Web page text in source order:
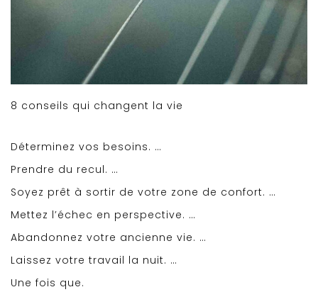
8 conseils qui changent la vie
Déterminez vos besoins. …
Prendre du recul. …
Soyez prêt à sortir de votre zone de confort. …
Mettez l’échec en perspective. …
Abandonnez votre ancienne vie. …
Laissez votre travail la nuit. …
Une fois que.